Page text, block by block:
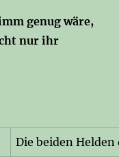
genug wäre,
nur ihr
Die beiden Helden